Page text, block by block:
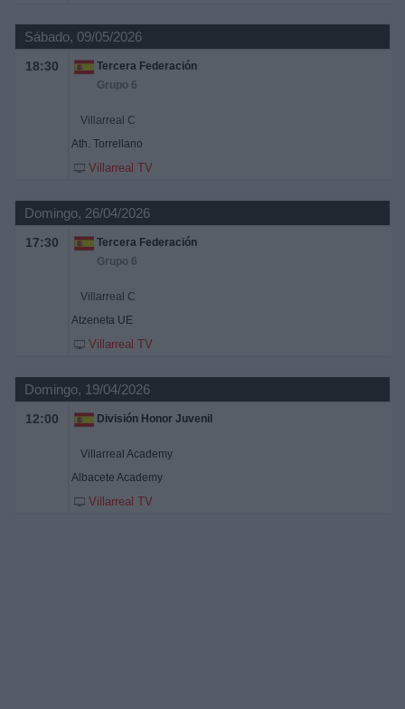
Sábado, 09/05/2026
18:30
Tercera Federación
Grupo 6
Villarreal C
Ath. Torrellano
Villarreal TV
Domingo, 26/04/2026
17:30
Tercera Federación
Grupo 6
Villarreal C
Atzeneta UE
Villarreal TV
Domingo, 19/04/2026
12:00 División Honor Juvenil
Villarreal Academy
Albacete Academy
Villarreal TV